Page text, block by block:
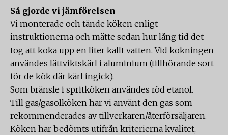
Så gjorde vi jämförelsen
Vi monterade och tände köken enligt
instruktionerna och mätte sedan hur lång tid det
tog att koka upp en liter kallt vatten. Vid kokningen
användes lättviktskärl i aluminium (tillhörande sort
för de kök där kärl ingick).
Som bränsle i spritköken användes röd etanol.
Till gas/gasolköken har vi använt den gas som
rekommenderades av tillverkaren/återförsäljaren.
Köken har bedömts utifrån kriterierna kvalitet,